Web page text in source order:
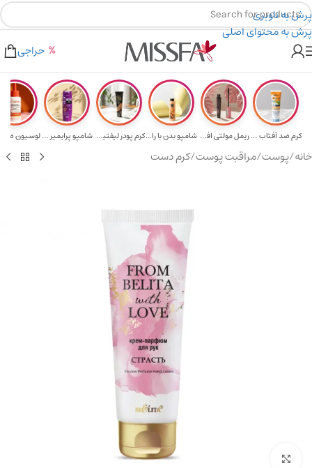
پرش به ناوبری
پرش به محتوای اصلی
۲٪ تخفیف روی سبد خرید برای روش کارت به کارت
هدیه برای خرید های بالای ۵ میلیون تومن
حراجی
کرم ضد آفتاب حا... ریمل مولتی افکت... شامپو بدن با را... کرم پودر لیفتین... شامپو پرایمیر پ...
خانه/پوست/مراقبت پوست/کرم دست
برای بزرگ‌نمایی کلیک کنید